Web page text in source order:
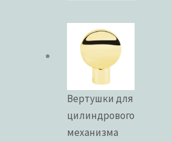
Вертушки для
цилиндрового
механизма